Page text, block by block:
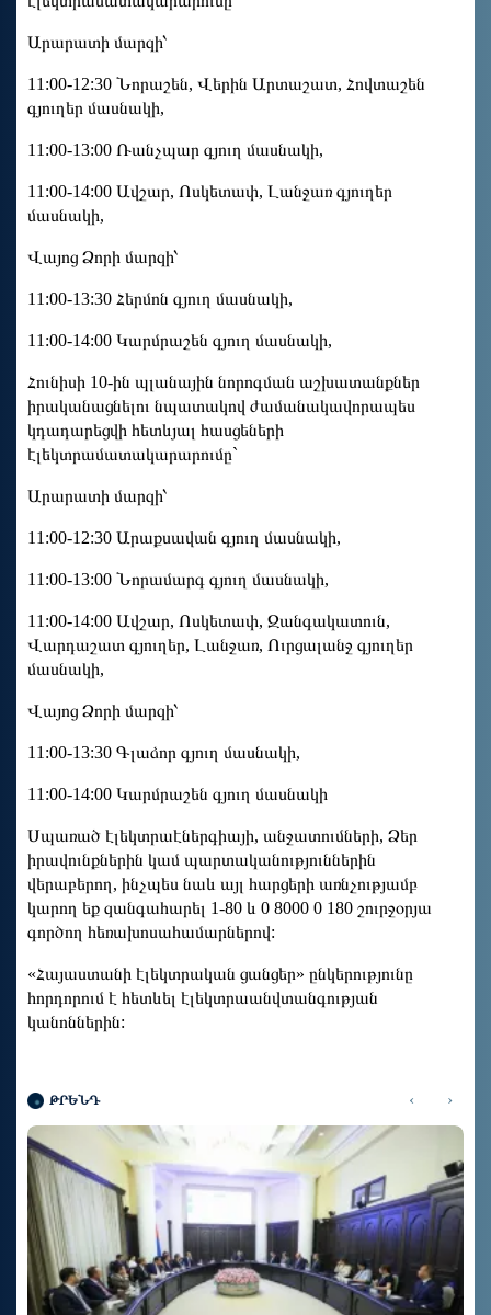
Արարատի մարզի՝
11:00-12:30 Նորաշեն, Վերին Արտաշատ, Հովտաշեն
գյուղեր մասնակի,
11:00-13:00 Ռանչպար գյուղ մասնակի,
11:00-14:00 Ավշար, Ոսկետափ, Լանջառ գյուղեր
մասնակի,
Վայոց Ձորի մարզի՝
11:00-13:30 Հերմոն գյուղ մասնակի,
11:00-14:00 Կարմրաշեն գյուղ մասնակի,
Հունիսի 10-ին պլանային նորոգման աշխատանքներ
իրականացնելու նպատակով ժամանակավորապես
կդադարեցվի հետևյալ հասցեների
էլեկտրամատակարարումը`
Արարատի մարզի՝
11:00-12:30 Արաքսավան գյուղ մասնակի,
11:00-13:00 Նորամարգ գյուղ մասնակի,
11:00-14:00 Ավշար, Ոսկետափ, Զանգակատուն,
Վարդաշատ գյուղեր, Լանջառ, Ուրցալանջ գյուղեր
մասնակի,
Վայոց Ձորի մարզի՝
11:00-13:30 Գլաձոր գյուղ մասնակի,
11:00-14:00 Կարմրաշեն գյուղ մասնակի
Սպառած էլեկտրաէներգիայի, անջատումների, Ձեր
իրավունքներին կամ պարտականություններին
վերաբերող, ինչպես նաև այլ հարցերի առնչությամբ
կարող եք զանգահարել 1-80 և 0 8000 0 180 շուրջօրյա
գործող հեռախոսահամարներով:
«Հայաստանի էլեկտրական ցանցեր» ընկերությունը
հորդորում է հետևել էլեկտրաանվտանգության
կանոններին:
ԹՐԵՆԴ ‹ ›